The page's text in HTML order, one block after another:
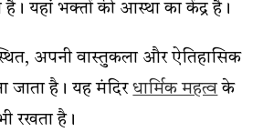
है। यहां भक्तों की आस्था का केंद्र है।
स्थित, अपनी वास्तुकला और ऐतिहासिक
जाता है। यह मंदिरधार्मिक महत्वके
रखता है।